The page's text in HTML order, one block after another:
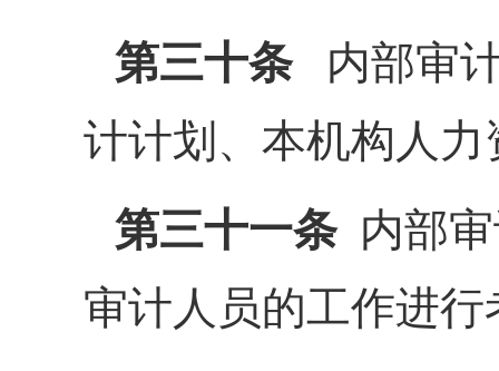
第三十条内部审计
计计划、本机构人
第三十一条内部审
审计人员的工作进